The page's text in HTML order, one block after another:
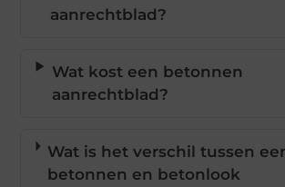
aanrechtblad?
Wat kost een betonnen
aanrechtblad?
Wat is het verschil tussen
betonnen en betonlook